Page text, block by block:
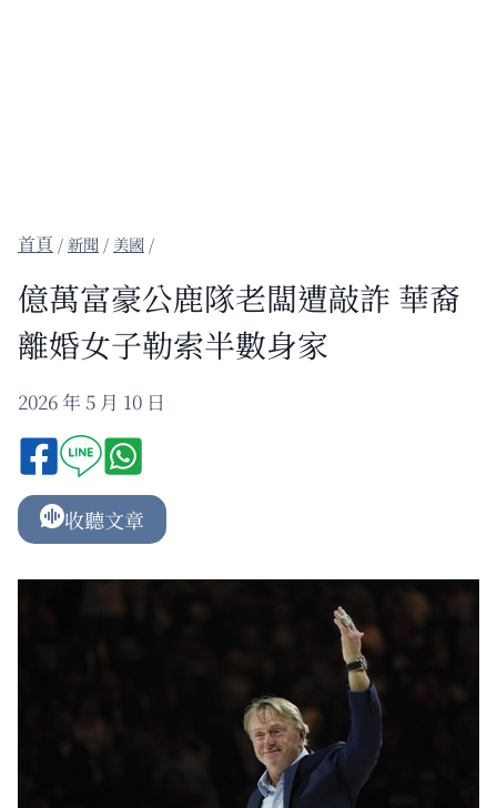
/新聞 / 美國 /
億萬富豪公鹿隊老闆遭敲詐 華裔
離婚女子勒索半數身家
2026 年 5 月 10 日
收聽文章